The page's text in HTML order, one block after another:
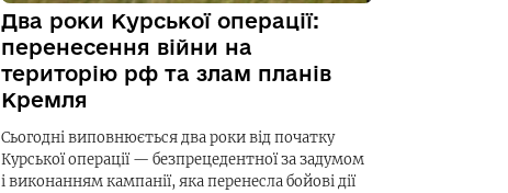
Два роки Курської операції:
перенесення війни на
територію рф та злам планів
Кремля
Сьогодні виповнюється два роки від початку
Курської операції — безпрецедентної за задумом
і виконанням кампанії, яка перенесла бойові дії